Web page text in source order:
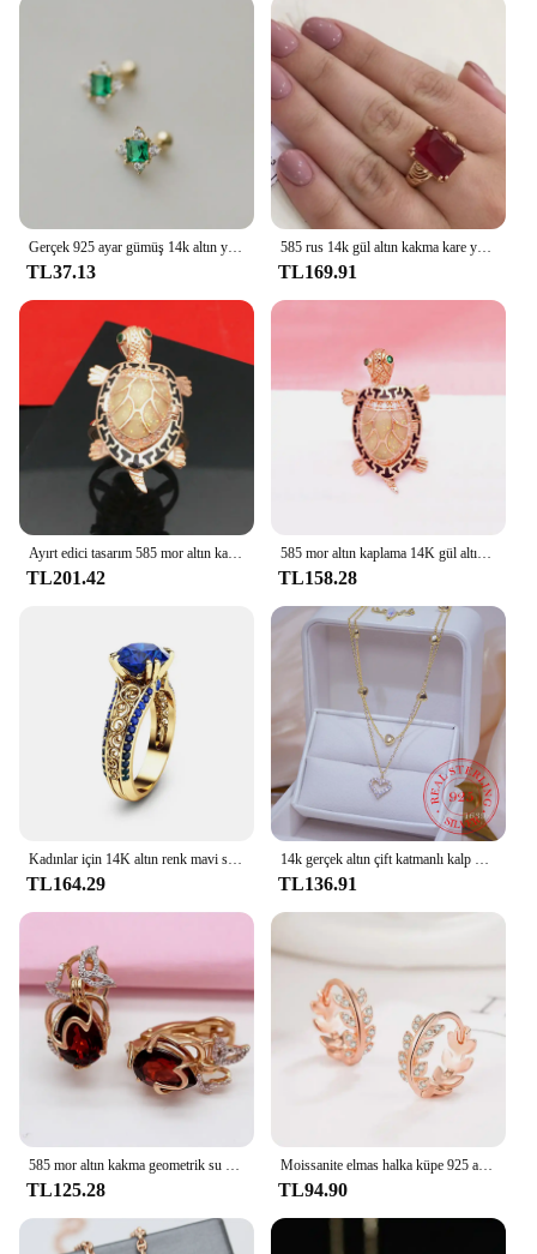
wedding, a date, or simply looking to elevate your
daily look, this necklace is the perfect accessory to
complete your ensemble.
Gerçek 925 ayar gümüş 14k altın yeşil zirkon küçük damızlık küpe kadınlar takı para 925 yenilikler için 2023 eğilim satmak
TL37.13
585 rus 14k gül altın kakma kare yakut yüzük kadınlar açık lüks zarif klasik nişan takı anneler günü hediye
TL169.91
Ayırt edici tasarım 585 mor altın kaplama 14K gül altın kaplumbağa yüzükler kadınlar için moda charm yüksek seviye takı açabilirsiniz
TL201.42
585 mor altın kaplama 14K gül altın yaratıcı yeni işık lüks kaplumbağa takı setleri kadınlar için kristaller küpe yüzük kolye
TL158.28
Kadınlar için 14K altın renk mavi safir yüzük düğün takısı elmas tarzı yüzük kırmızı taş yakut gül yüzük ücretsiz kargo
TL164.29
14k gerçek altın çift katmanlı kalp kolye parlayan Bling AAA zirkon kadın klavikula zinciri zarif Charm düğün kolye takı
TL136.91
TL125.28
Moissanite elmas halka küpe 925 ayar gümüş Piercing sertifikalı japon balığı kemikler yaprak küpe 14k kadınlar kız takı için
TL94.90